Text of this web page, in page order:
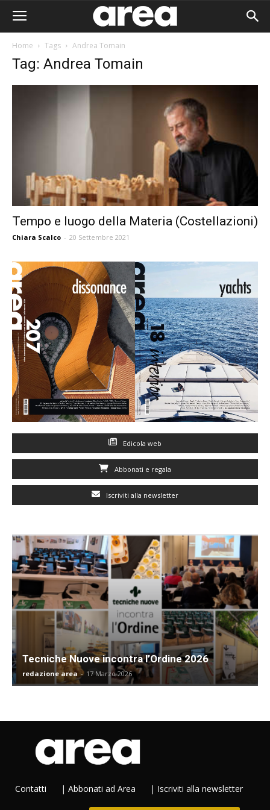
Home Tags Andrea Tomain
Tag: Andrea Tomain
Tempo e luogo della Materia (Costellazioni)
Chiara Scalco - 20 Settembre 2021
Edicola web
Abbonati e regala
Iscriviti alla newsletter
Tecniche Nuove incontra l’Ordine 2026
redazione area - 17 Marzo 2026
Contatti | Abbonati ad Area | Iscriviti alla newsletter